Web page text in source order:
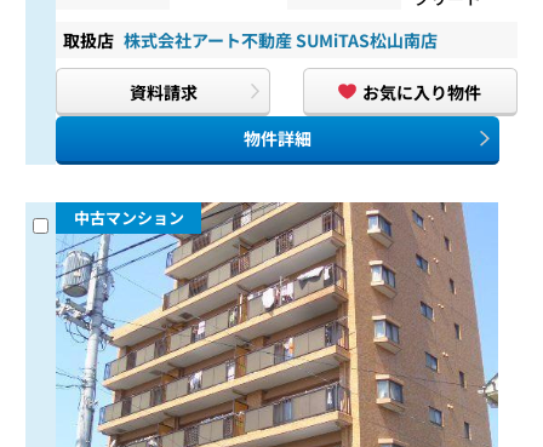
取扱店 株式会社アート不動産 SUMiTAS松山南店
資料請求
お気に入り物件
物件詳細
中古マンション